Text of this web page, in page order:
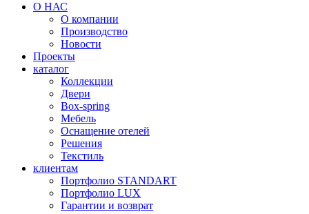
О НАС
О компании
Производство
Новости
Проекты
каталог
Коллекции
Двери
Box-spring
Мебель
Оснащение отелей
Решения
Текстиль
клиентам
Портфолио STANDART
Портфолио LUX
Гарантии и возврат